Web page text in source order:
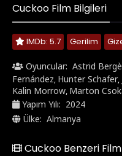
Cuckoo Film Bilgileri
IMDb: 5.7 Gerilim
Oyuncular: Astrid
Fernández, Hunter Schafer,
Kalin Morrow, Marton
Yapım Yılı: 2024
Ülke: Almanya
Cuckoo Benzeri